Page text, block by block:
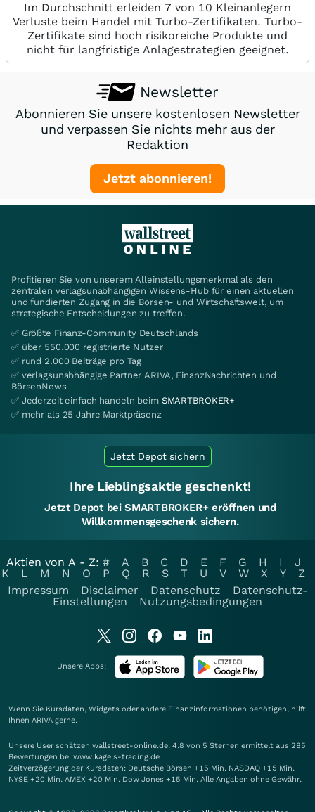
Im Durchschnitt erleiden 7 von 10 Kleinanlegern
Verluste beim Handel mit Turbo-Zertifikaten. Turbo-
Zertifikate sind hoch risikoreiche Produkte und
nicht für langfristige Anlagestrategien geeignet.
Newsletter
Abonnieren Sie unsere kostenlosen Newsletter
und verpassen Sie nichts mehr aus der
Redaktion
Jetzt abonnieren!
Profitieren Sie von unserem Alleinstellungsmerkmal als den
zentralen verlagsunabhängigen Wissens-Hub für einen aktuellen
und fundierten Zugang in die Börsen- und Wirtschaftswelt, um
strategische Entscheidungen zu treffen.
✅ Größte Finanz-Community Deutschlands
✅ über 550.000 registrierte Nutzer
✅ rund 2.000 Beiträge pro Tag
✅ verlagsunabhängige Partner ARIVA, FinanzNachrichten und
BörsenNews
✅ Jederzeit einfach handeln beim SMARTBROKER+
✅ mehr als 25 Jahre Marktpräsenz
Jetzt Depot sichern
Ihre Lieblingsaktie geschenkt!
Jetzt Depot bei SMARTBROKER+ eröffnen und
Willkommensgeschenk sichern.
Aktien von A - Z: # A B C D E F G H I
J
K
L M N O P Q R S T U V W X Y
Z
Impressum
Disclaimer Datenschutz
Datenschutz-
Einstellungen
Nutzungsbedingungen
Unsere Apps:
Wenn Sie Kursdaten, Widgets oder andere Finanzinformationen benötigen, hilft
Ihnen ARIVA gerne.
Unsere User schätzen wallstreet-online.de: 4.8 von 5 Sternen ermittelt aus 285
Bewertungen bei www.kagels-trading.de
Zeitverzögerung der Kursdaten: Deutsche Börsen +15 Min. NASDAQ +15 Min.
NYSE +20 Min. AMEX +20 Min. Dow Jones +15 Min. Alle Angaben ohne Gewähr.